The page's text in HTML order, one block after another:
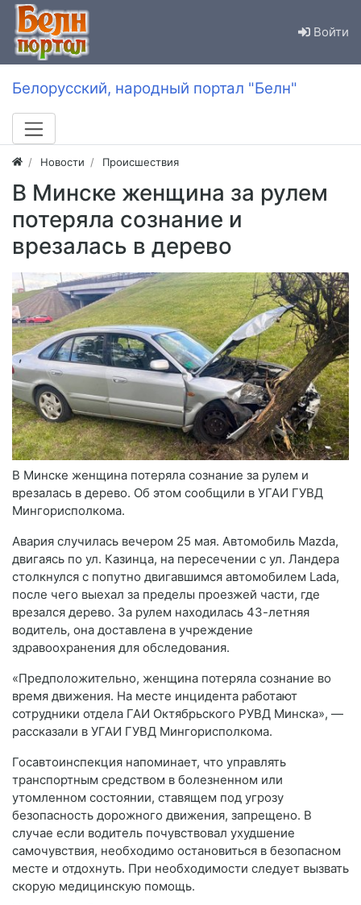
Войти
Белорусский, народный портал "Белн"
Новости Происшествия
В Минске женщина за рулем
потеряла сознание и
врезалась в дерево
В Минске женщина потеряла сознание за рулем и
врезалась в дерево. Об этом сообщили в УГАИ ГУВД
Мингорисполкома.
Авария случилась вечером 25 мая. Автомобиль Mazda,
двигаясь по ул. Казинца, на пересечении с ул. Ландера
столкнулся с попутно двигавшимся автомобилем Lada,
после чего выехал за пределы проезжей части, где
врезался дерево. За рулем находилась 43-летняя
водитель, она доставлена в учреждение
здравоохранения для обследования.
«Предположительно, женщина потеряла сознание во
время движения. На месте инцидента работают
сотрудники отдела ГАИ Октябрьского РУВД Минска», —
рассказали в УГАИ ГУВД Мингорисполкома.
Госавтоинспекция напоминает, что управлять
транспортным средством в болезненном или
утомленном состоянии, ставящем под угрозу
безопасность дорожного движения, запрещено. В
случае если водитель почувствовал ухудшение
самочувствия, необходимо остановиться в безопасном
месте и отдохнуть. При необходимости следует вызвать
скорую медицинскую помощь.